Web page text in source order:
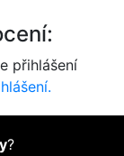
přihlášení
?